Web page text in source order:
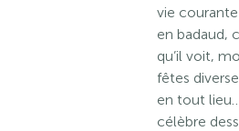
vie
en badaud,
qu’il voit,
fêtes
en tout
célèbre